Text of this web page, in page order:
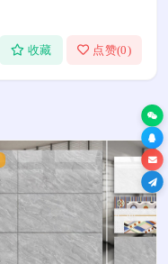
收藏 点赞(0)